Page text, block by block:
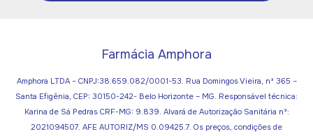
Farmácia Amphora
Amphora LTDA – CNPJ:38.659.082/0001-53. Rua Domingos Vieira, nº 365 –
Santa Efigênia, CEP: 30150-242- Belo Horizonte – MG. Responsável técnica:
Karina de Sá Pedras CRF-MG: 9.839. Alvará de Autorização Sanitária nº:
2021094507. AFE AUTORIZ/MS 0.09425.7. Os preços, condições de